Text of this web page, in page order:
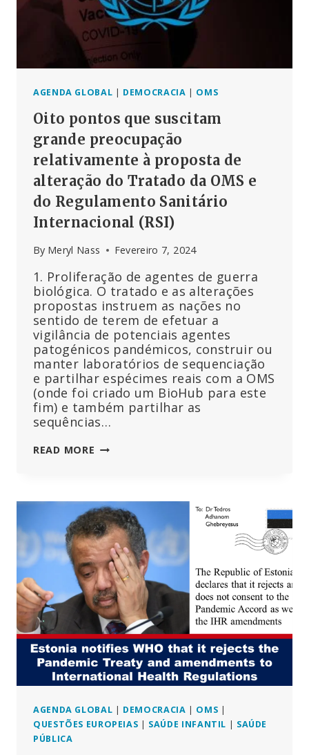
DA
COVID
AGENDA GLOBAL | DEMOCRACIA | OMS
Oito pontos que suscitam
grande preocupação
relativamente à proposta de
alteração do Tratado da OMS e
do Regulamento Sanitário
Internacional (RSI)
By Meryl Nass Fevereiro 7, 2024
1. Proliferação de agentes de guerra
biológica. O tratado e as alterações
propostas instruem as nações no
sentido de terem de efetuar a
vigilância de potenciais agentes
patogénicos pandémicos, construir ou
manter laboratórios de sequenciação
e partilhar espécimes reais com a OMS
(onde foi criado um BioHub para este
fim) e também partilhar as
sequências…
READ MORE OITO
GRANDE
PREOCUPAÇÃO
RELATIVAMENTE
À
PROPOSTA
DE
ALTERAÇÃO
DO
TRATADO
DA
OMS
E
DO
SANITÁRIO
INTERNACIONAL
AGENDA GLOBAL | DEMOCRACIA | OMS |
QUESTÕES EUROPEIAS | SAÚDE INFANTIL | SAÚDE
PÚBLICA